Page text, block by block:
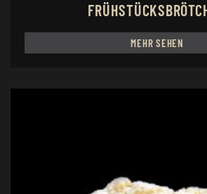
MEHR SEHEN